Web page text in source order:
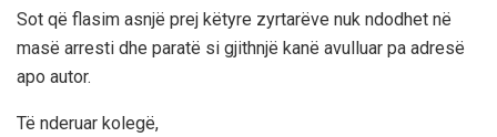
Sot që flasim asnjë prej këtyre zyrtarëve nuk ndodhet në
masë arresti dhe paratë si gjithnjë kanë avulluar pa adresë
apo autor.
Të nderuar kolegë,